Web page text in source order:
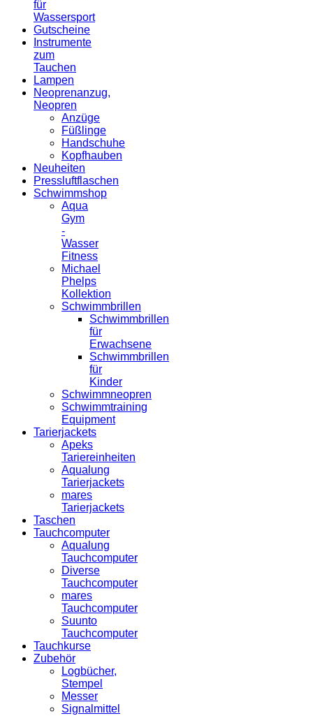
für
Wassersport
Gutscheine
Instrumente
zum
Tauchen
Lampen
Neoprenanzug,
Neopren
Anzüge
Füßlinge
Handschuhe
Kopfhauben
Neuheiten
Pressluftflaschen
Schwimmshop
Aqua
Gym
-
Wasser
Fitness
Michael
Phelps
Kollektion
Schwimmbrillen
Schwimmbrillen
für
Erwachsene
Schwimmbrillen
für
Kinder
Schwimmneopren
Schwimmtraining
Equipment
Tarierjackets
Apeks
Tariereinheiten
Aqualung
Tarierjackets
mares
Tarierjackets
Taschen
Tauchcomputer
Aqualung
Tauchcomputer
Diverse
Tauchcomputer
mares
Tauchcomputer
Suunto
Tauchcomputer
Tauchkurse
Zubehör
Logbücher,
Stempel
Messer
Signalmittel